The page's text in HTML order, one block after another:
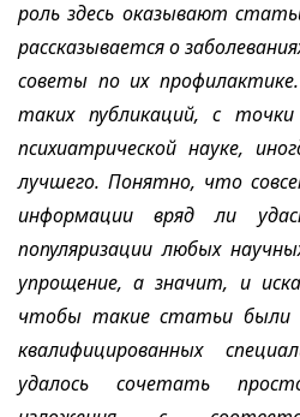
роль здесь оказывают
рассказывается о
советы по их
таких публикаций, с
психиатрической науке,
лучшего. Понятно, что
информации вряд ли
популяризации любых
упрощение, а значит, и
чтобы такие статьи были
квалифицированных
удалось сочетать